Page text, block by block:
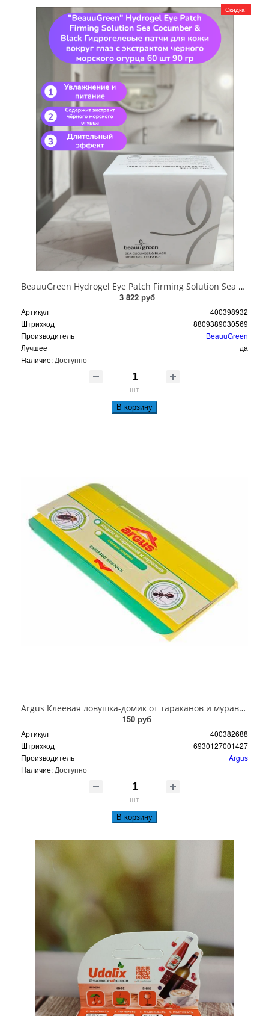
Скидка!
BeauuGreen Hydrogel Eye Patch Firming Solution Sea Cocumber & Black Гидрогелевые патчи для кожи вокруг глаз с экстрактом черного морского огурца 60 шт 90 гр
3 822 руб
Артикул
400398932
Штрихкод
8809389030569
Производитель
BeauuGreen
Лучшее
да
Наличие: Доступно
шт
В корзину
Argus Клеевая ловушка-домик от тараканов и муравьев
150 руб
Артикул
400382688
Штрихкод
6930127001427
Производитель
Argus
Наличие: Доступно
шт
В корзину